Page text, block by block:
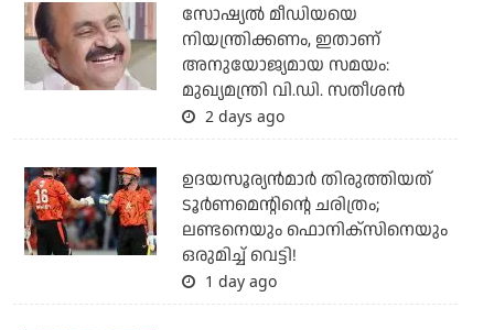
സോഷ്യല്‍ മീഡിയയെ
നിയന്ത്രിക്കണം, ഇതാണ്
അനുയോജ്യമായ സമയം:
മുഖ്യമന്ത്രി വി.ഡി. സതീശന്‍
2 days ago
ഉദയസൂര്യന്‍മാര്‍ തിരുത്തിയത്
ടൂര്‍ണമെന്റിന്റെ ചരിത്രം;
ലണ്ടനെയും ഫൊനിക്‌സിനെയും
ഒരുമിച്ച് വെട്ടി!
1 day ago